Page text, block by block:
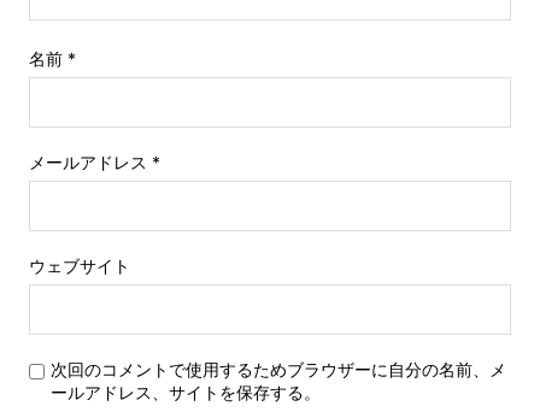
名前 *
メールアドレス *
ウェブサイト
次回のコメントで使用するためブラウザーに自分の名前、メ
ールアドレス、サイトを保存する。